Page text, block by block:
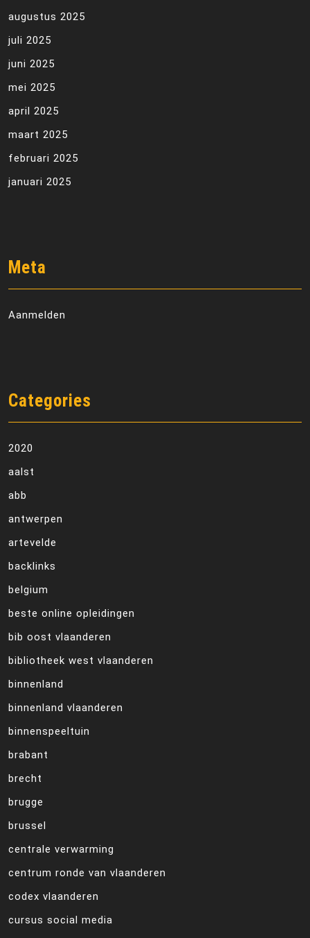
augustus 2025
juli 2025
juni 2025
mei 2025
april 2025
maart 2025
februari 2025
januari 2025
Meta
Aanmelden
Categories
2020
aalst
abb
antwerpen
artevelde
backlinks
belgium
beste online opleidingen
bib oost vlaanderen
bibliotheek west vlaanderen
binnenland
binnenland vlaanderen
binnenspeeltuin
brabant
brecht
brugge
brussel
centrale verwarming
centrum ronde van vlaanderen
codex vlaanderen
cursus social media